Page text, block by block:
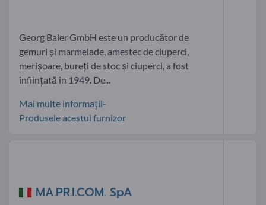
Georg Baier GmbH este un producător de
gemuri și marmelade, amestec de ciuperci,
merișoare, bureți de stoc și ciuperci, a fost
înființată în 1949. De...
Mai multe informații-
Produsele acestui furnizor
MA.PR.I.COM. SpA